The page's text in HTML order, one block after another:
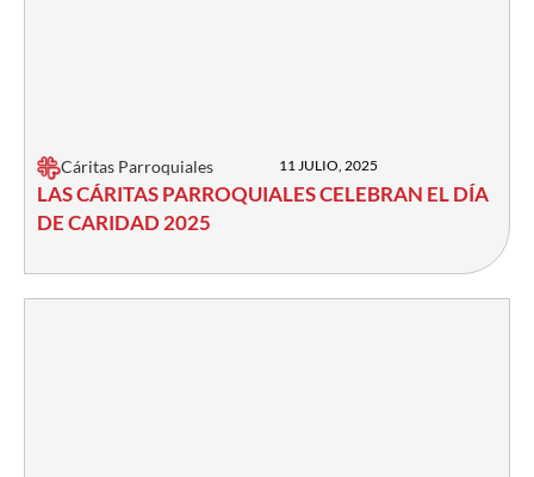
Cáritas Parroquiales 11 JULIO, 2025
LAS CÁRITAS PARROQUIALES CELEBRAN EL DÍA
DE CARIDAD 2025